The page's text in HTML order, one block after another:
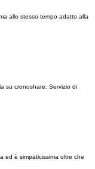
allo stesso tempo adatto alla
su cronoshare. Servizio di
ed è simpaticissima oltre che